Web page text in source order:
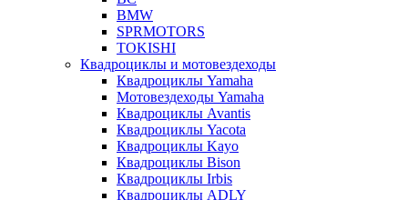
BMW
SPRMOTORS
TOKISHI
Квадроциклы и мотовездеходы
Квадроциклы Yamaha
Мотовездеходы Yamaha
Квадроциклы Avantis
Квадроциклы Yacota
Квадроциклы Kayo
Квадроциклы Bison
Квадроциклы Irbis
Квадроциклы ADLY